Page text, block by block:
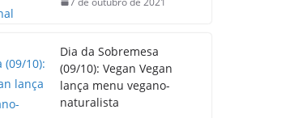
Dia da Sobremesa
(09/10): Vegan Vegan
lança menu vegano-
naturalista